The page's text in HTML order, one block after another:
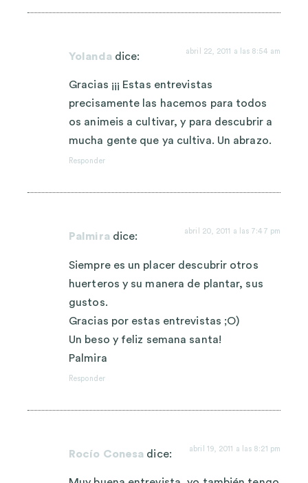
Yolanda dice: abril 22, 2011 a las 8:54 am
Gracias ¡¡¡ Estas entrevistas
precisamente las hacemos para todos
os animeis a cultivar, y para descubrir a
mucha gente que ya cultiva. Un abrazo.
Responder
Palmira dice: abril 20, 2011 a las 7:47 pm
Siempre es un placer descubrir otros
huerteros y su manera de plantar, sus
gustos.
Gracias por estas entrevistas ;O)
Un beso y feliz semana santa!
Palmira
Responder
Rocío Conesa dice: abril 19, 2011 a las 8:21 pm